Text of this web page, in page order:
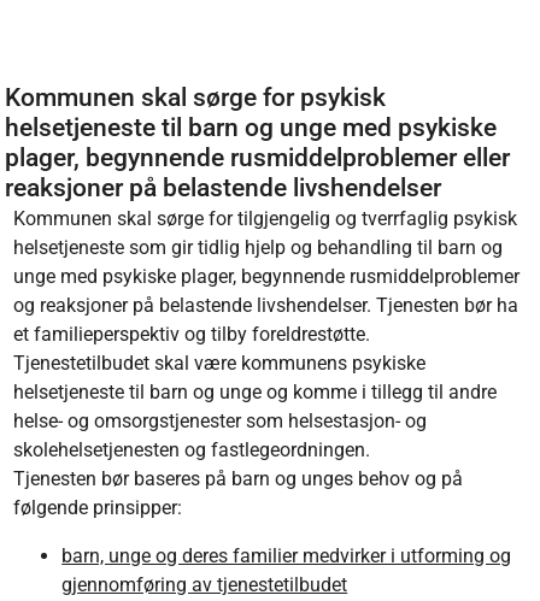
Kommunen skal sørge for psykisk
helsetjeneste til barn og unge med psykiske
plager, begynnende rusmiddelproblemer eller
reaksjoner på belastende livshendelser
Kommunen skal sørge for tilgjengelig og tverrfaglig psykisk
helsetjeneste som gir tidlig hjelp og behandling til barn og
unge med psykiske plager, begynnende rusmiddelproblemer
og reaksjoner på belastende livshendelser. Tjenesten bør ha
et familieperspektiv og tilby foreldrestøtte.
Tjenestetilbudet skal være kommunens psykiske
helsetjeneste til barn og unge og komme i tillegg til andre
helse- og omsorgstjenester som helsestasjon- og
skolehelsetjenesten og fastlegeordningen.
Tjenesten bør baseres på barn og unges behov og på
følgende prinsipper:
barn, unge og deres familier medvirker i utforming og
gjennomføring av tjenestetilbudet